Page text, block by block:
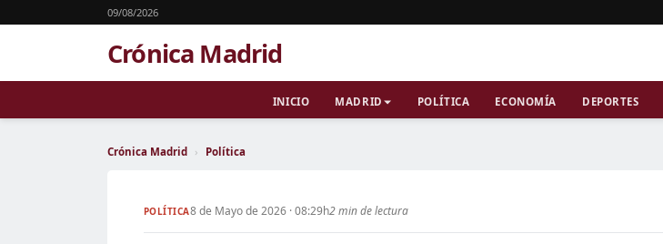
09/08/2026
Crónica Madrid
INICIO MADRID POLÍTICA ECONOMÍA DEPORTES
Crónica Madrid › Política
POLÍTICA8 de Mayo de 2026 · 08:29h2 min de lectura